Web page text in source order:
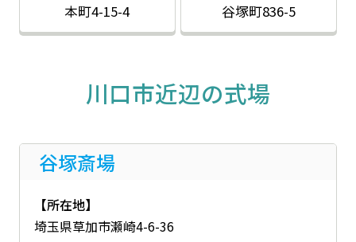
本町4-15-4
谷塚町836-5
川口市近辺の式場
谷塚斎場
【所在地】
埼玉県草加市瀬崎4-6-36